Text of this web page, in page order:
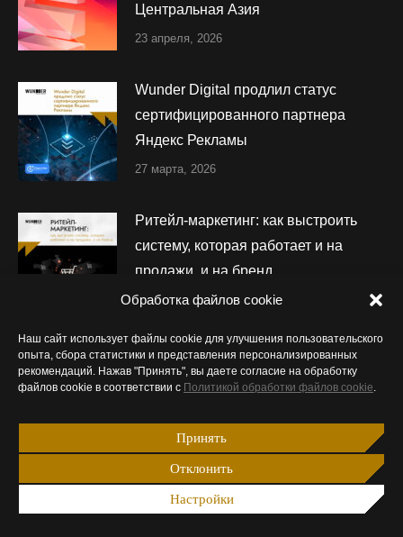
Обработка файлов cookie
Наш сайт использует файлы cookie для улучшения пользовательского
опыта, сбора статистики и представления персонализированных
рекомендаций. Нажав "Принять", вы даете согласие на обработку
файлов cookie в соответствии с Политикой обработки файлов cookie.
Принять
Отклонить
Настройки
Центральная Азия
23 апреля, 2026
Wunder Digital продлил статус
сертифицированного партнера
Яндекс Рекламы
27 марта, 2026
Ритейл-маркетинг: как выстроить
систему, которая работает и на
продажи, и на бренд
23 декабря, 2025
Digital-тренды Центральной Азии: AI,
поиск, Retail Media, креаторы, DOOH
Wunder Digital получил статус Meta
Managed Agency и новый уровень